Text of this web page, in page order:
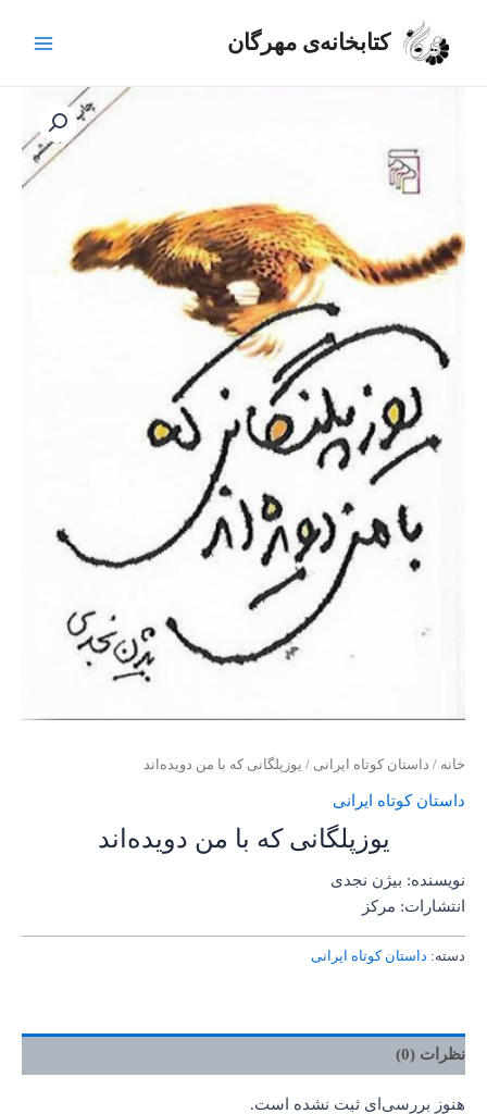
کتابخانه‌ی مهرگان
خانه / داستان کوتاه ایرانی / یوزپلگانی که با من دویده‌اند
داستان کوتاه ایرانی
یوزپلگانی که با من دویده‌اند
نویسنده: بیژن نجدی
انتشارات: مرکز
دسته: داستان کوتاه ایرانی
نظرات (0)
هنوز بررسی‌ای ثبت نشده است.